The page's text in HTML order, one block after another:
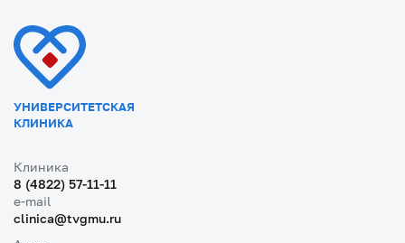
УНИВЕРСИТЕТСКАЯ
КЛИНИКА
8 (4822) 57-11-11
Клиника
clinica@tvgmu.ru
e-mail